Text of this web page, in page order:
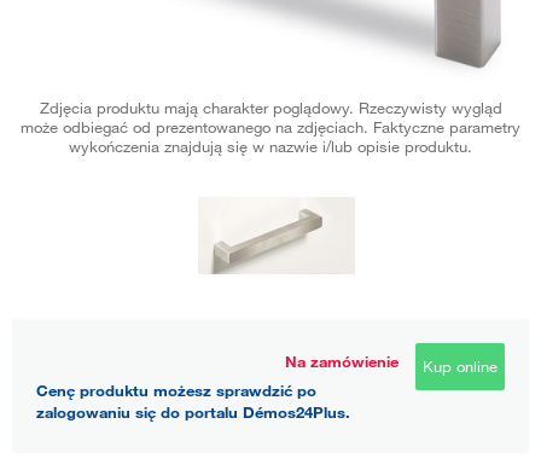
Zdjęcia produktu mają charakter poglądowy. Rzeczywisty wygląd
może odbiegać od prezentowanego na zdjęciach. Faktyczne parametry
wykończenia znajdują się w nazwie i/lub opisie produktu.
Na zamówienie
Cenę produktu możesz sprawdzić po
zalogowaniu się do portalu Démos24Plus.
Kup online